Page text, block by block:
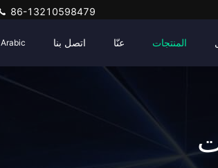
86-13210598479
المنتجات عنّا اتصل بنا Arabic